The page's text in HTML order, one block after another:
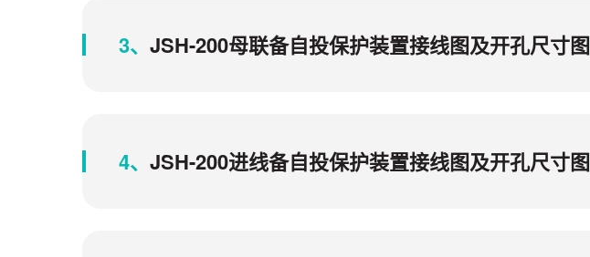
3、 JSH-200母联备自投保护装置接线图及开孔尺寸图
4、 JSH-200进线备自投保护装置接线图及开孔尺寸图